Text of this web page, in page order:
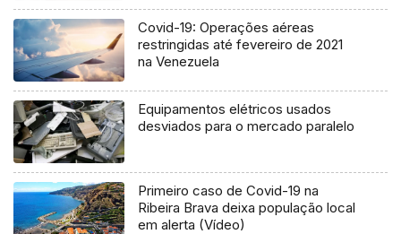
Covid-19: Operações aéreas
restringidas até fevereiro de 2021
na Venezuela
Equipamentos elétricos usados
desviados para o mercado paralelo
Primeiro caso de Covid-19 na
Ribeira Brava deixa população local
em alerta (Vídeo)